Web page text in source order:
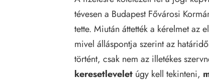
tévesen a Budapest Fővárosi
tette. Miután áttették a kérelmet az
mivel álláspontja szerint az
történt, csak nem az illetékes
keresetlevelet úgy kell tekinteni,